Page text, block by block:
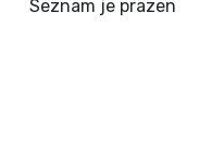
Seznam je prazen